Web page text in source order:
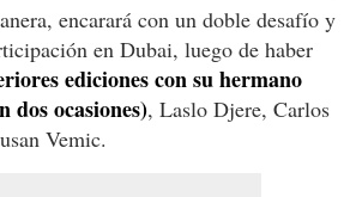
encarará con un doble desafío y
en Dubai, luego de haber
ediciones con su hermano
dos ocasiones), Laslo Djere, Carlos
Vemic.